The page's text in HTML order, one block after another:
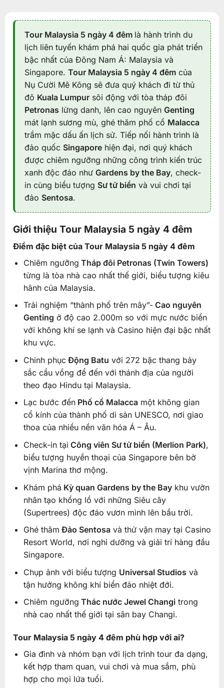
Tour Malaysia 5 ngày 4 đêm là hành trình du
lịch liên tuyến khám phá hai quốc gia phát triển
bậc nhất của Đông Nam Á: Malaysia và
Singapore. Tour Malaysia 5 ngày 4 đêmcủa
Nụ Cười Mê Kông sẽ đưa quý khách đi từ thủ
đô Kuala Lumpursôi động với tòa tháp đôi
Petronas lừng danh, lên cao nguyên Genting
mát lạnh sương mù, ghé thăm phố cổ Malacca
trầm mặc dấu ấn lịch sử. Tiếp nối hành trình là
đảo quốc Singaporehiện đại, nơi quý khách
được chiêm ngưỡng những công trình kiến trúc
xanh độc đáo như Gardens by the Bay, check-
in cùng biểu tượng Sư tử biển và vui chơi tại
đảo Sentosa.
Giới thiệu Tour Malaysia 5 ngày 4 đêm
Điểm đặc biệt của Tour Malaysia 5 ngày 4 đêm
Chiêm ngưỡng Tháp đôi Petronas (Twin Towers)
từng là tòa nhà cao nhất thế giới, biểu tượng kiêu
hãnh của Malaysia.
Trải nghiệm “thành phố trên mây”-Cao nguyên
Genting ở độ cao 2.000m so với mực nước biển
với không khí se lạnh và Casino hiện đại bậc nhất
khu vực.
Chinh phụcĐộng Batu với 272 bậc thang bảy
sắc cầu vồng để đến với thánh địa của người
theo đạo Hindu tại Malaysia.
Lạc bước đếnPhố cổ Malaccamột không gian
cổ kính của thành phố di sản UNESCO, nơi giao
thoa của nhiều nền văn hóa Á – Âu.
Check-in tại Công viên Sư tử biển (Merlion Park),
biểu tượng huyền thoại của Singapore bên bờ
vịnh Marina thơ mộng.
Khám phá Kỳ quan Gardens by the Baykhu vườn
nhân tạo khổng lồ với những Siêu cây
(Supertrees) độc đáo vươn mình lên bầu trời.
Ghé thăm Đảo Sentosavà thử vận may tại Casino
Resort World, nơi nghỉ dưỡng và giải trí hàng đầu
Singapore.
Chụp ảnh với biểu tượng Universal Studios và
tận hưởng không khí biển đảo nhiệt đới.
Chiêm ngưỡng Thác nước Jewel Changitrong
nhà cao nhất thế giới tại sân bay Changi.
Tour Malaysia 5 ngày 4 đêm phù hợp với ai?
Gia đình và nhóm bạn với lịch trình tour đa dạng,
kết hợp tham quan, vui chơi và mua sắm, phù
hợp cho mọi lứa tuổi.